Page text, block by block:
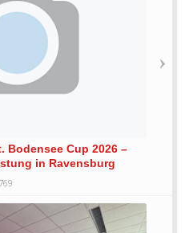
Bodensee Cup 2026 –
in Ravensburg